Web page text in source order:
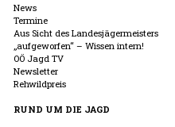
News
Termine
Aus Sicht des Landesjägermeisters
„aufgeworfen“ – Wissen intern!
OÖ Jagd TV
Newsletter
Rehwildpreis
RUND UM DIE JAGD